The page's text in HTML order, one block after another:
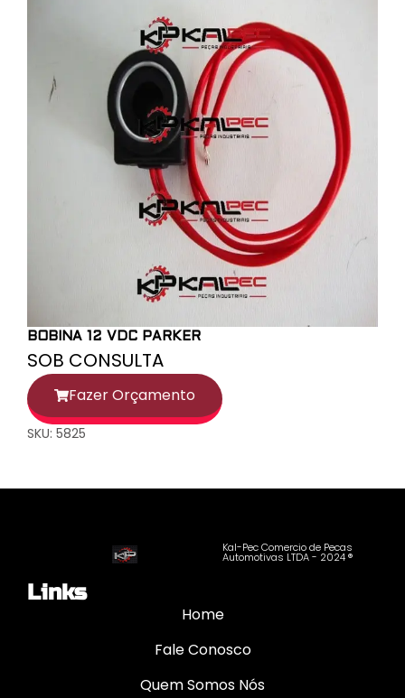
BOBINA 12 VDC PARKER
SOB CONSULTA
Fazer Orçamento
SKU: 5825
Kal-Pec Comercio de Pecas
Automotivas LTDA - 2024 ®
Links
Home
Fale Conosco
Quem Somos Nós